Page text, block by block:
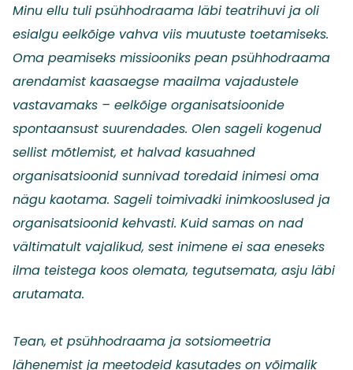
Minu ellu tuli psühhodraama läbi teatrihuvi ja oli
esialgu eelkõige vahva viis muutuste toetamiseks.
Oma peamiseks missiooniks pean psühhodraama
arendamist kaasaegse maailma vajadustele
vastavamaks – eelkõige organisatsioonide
spontaansust suurendades. Olen sageli kogenud
sellist mõtlemist, et halvad kasuahned
organisatsioonid sunnivad toredaid inimesi oma
nägu kaotama. Sageli toimivadki inimkooslused ja
organisatsioonid kehvasti. Kuid samas on nad
vältimatult vajalikud, sest inimene ei saa eneseks
ilma teistega koos olemata, tegutsemata, asju läbi
arutamata.
Tean, et psühhodraama ja sotsiomeetria
lähenemist ja meetodeid kasutades on võimalik